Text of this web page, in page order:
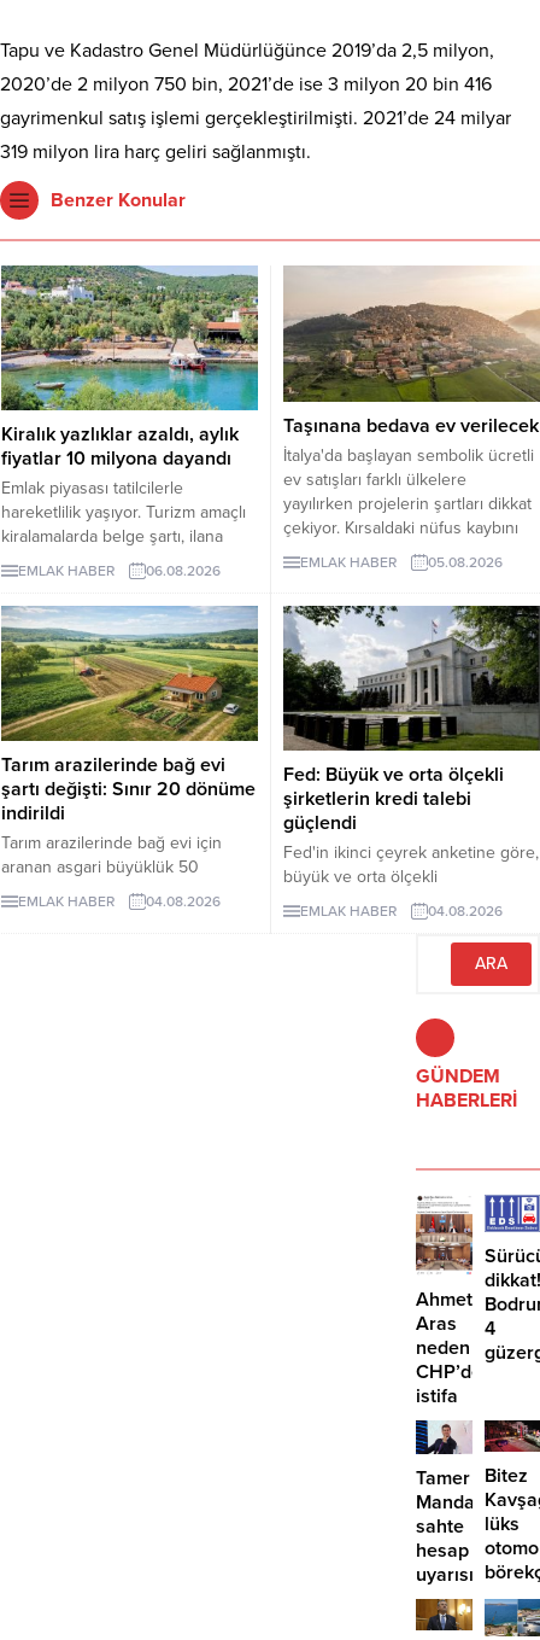
Tapu ve Kadastro Genel Müdürlüğünce 2019’da 2,5 milyon,
2020’de 2 milyon 750 bin, 2021’de ise 3 milyon 20 bin 416
gayrimenkul satış işlemi gerçekleştirilmişti. 2021’de 24 milyar
319 milyon lira harç geliri sağlanmıştı.
Benzer Konular
Kiralık yazlıklar azaldı, aylık
fiyatlar 10 milyona dayandı
Emlak piyasası tatilcilerle
hareketlilik yaşıyor. Turizm amaçlı
kiralamalarda belge şartı, ilana
çıkan günlük kiralık mülk sayısını 7
binin altına düşürürken, fiyatlar da
yukarı çıktı. Akdeniz ve Ege’de
yazlıkların günlük kirası 6 bin lira
ile 75 bin lira arasında değişti.
Lüks villaların aylık kira tutarları 10
milyon liraya kadar yükseldi.
Sektör...
EMLAK HABER 06.08.2026
Taşınana bedava ev verilecek
İtalya'da başlayan sembolik ücretli
ev satışları farklı ülkelere
yayılırken projelerin şartları dikkat
çekiyor. Kırsaldaki nüfus kaybını
önlemeyi amaçlayan
uygulamalarda evler ücretsiz veya
de alıcıların belli şartları
yerinegetirmesi gerekiyor.
EMLAK HABER 05.08.2026
Tarım arazilerinde bağ evi
şartı değişti: Sınır 20 dönüme
indirildi
Tarım arazilerinde bağ evi için
aranan asgari büyüklük 50
dönümden 20 dönüme indirildi.
Düzenleme, izinsiz bungalovları
EMLAK HABER 04.08.2026
Fed: Büyük ve orta ölçekli
şirketlerin kredi talebi
güçlendi
Fed'in ikinci çeyrek anketine göre,
büyük ve orta ölçekli
işletmelerden gelen ticari kredi
talebi güçlenirken, işletmelere
yönelik kredi standartları genel
EMLAK HABER 04.08.2026
GÜNDEM
HABERLERİ
Ahmet
Aras
neden
CHP’den
istifa
etmiyor?
dikkat!
4
Tamer
sahte
hesap
uyarısı
Bitez
lüks
girdi:
2